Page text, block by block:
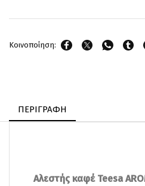
Κοινοποίηση:
ΠΕΡΙΓΡΑΦΉ
Αλεστής καφέ Teesa